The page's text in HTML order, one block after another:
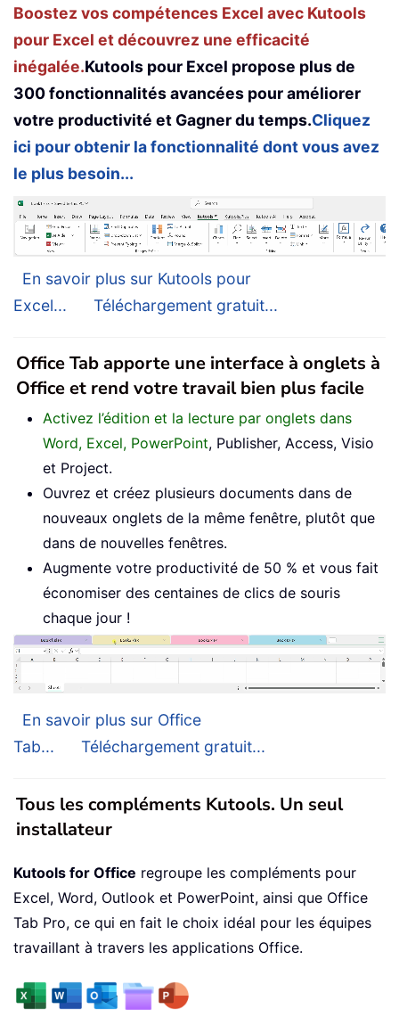
Boostez vos compétences Excel avec Kutools
pour Excel et découvrez une efficacité
inégalée.Kutools pour Excel propose plus de
300 fonctionnalités avancées pour améliorer
votre productivité et Gagner du temps.Cliquez
ici pour obtenir la fonctionnalité dont vous avez
le plus besoin...
En savoir plus sur Kutools pour
Excel...
Téléchargement gratuit...
Office Tab apporte une interface à onglets à
Office et rend votre travail bien plus facile
Activez l’édition et la lecture par onglets dans
Word, Excel, PowerPoint, Publisher, Access, Visio
et Project.
Ouvrez et créez plusieurs documents dans de
nouveaux onglets de la même fenêtre, plutôt que
dans de nouvelles fenêtres.
Augmente votre productivité de 50 % et vous fait
économiser des centaines de clics de souris
chaque jour !
En savoir plus sur Office
Tab...
Téléchargement gratuit...
Tous les compléments Kutools. Un seul
installateur
Kutools for Office regroupe les compléments pour
Excel, Word, Outlook et PowerPoint, ainsi que Office
Tab Pro, ce qui en fait le choix idéal pour les équipes
travaillant à travers les applications Office.